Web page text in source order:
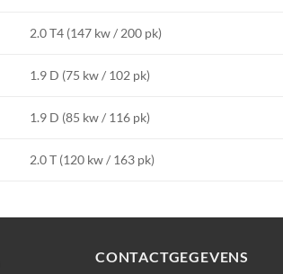
2.0 T4 (147 kw / 200 pk)
1.9 D (75 kw / 102 pk)
1.9 D (85 kw / 116 pk)
2.0 T (120 kw / 163 pk)
CONTACTGEGEVENS